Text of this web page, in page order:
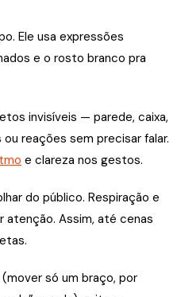
Ele usa expressões
e o rosto branco pra
invisíveis — parede, caixa,
reações sem precisar falar.
e clareza nos gestos.
do público. Respiração e
atenção. Assim, até cenas
só um braço, por